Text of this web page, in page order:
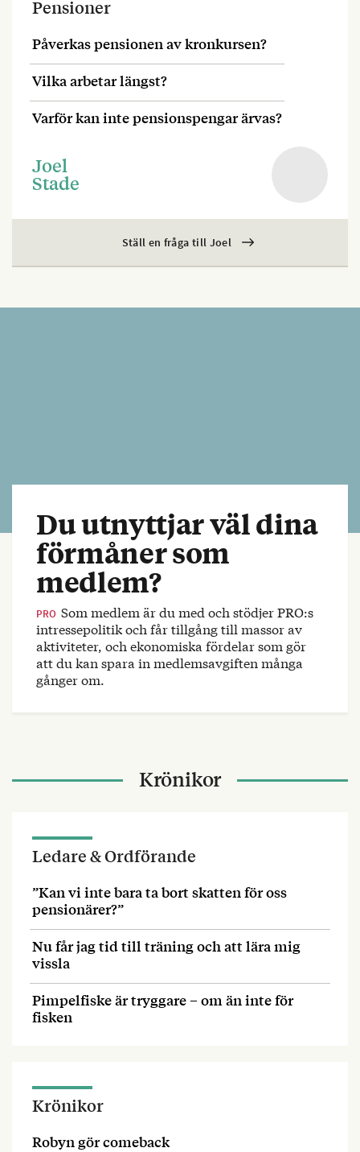
Pensioner
Påverkas pensionen av kronkursen?
Vilka arbetar längst?
Varför kan inte pensionspengar ärvas?
Joel
Stade
Ställ en fråga till Joel
Du utnyttjar väl dina
förmåner som
medlem?
PRO Som medlem är du med och stödjer PRO:s
intressepolitik och får tillgång till massor av
aktiviteter, och ekonomiska fördelar som gör
att du kan spara in medlemsavgiften många
gånger om.
Krönikor
Ledare & Ordförande
”Kan vi inte bara ta bort skatten för oss
pensionärer?”
Nu får jag tid till träning och att lära mig
vissla
Pimpelfiske är tryggare – om än inte för
fisken
Krönikor
Robyn gör comeback